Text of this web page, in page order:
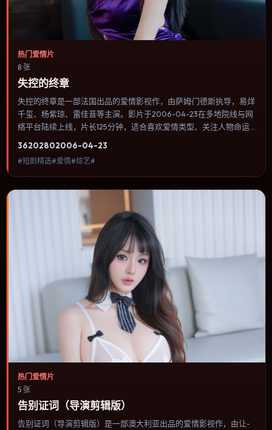
热门爱情片
8 张
失控的终章
失控的终章是一部法国出品的爱情影视作，由萨姆·门德斯执导，易烊
千玺、杨紫琼、雷佳音等主演。影片于2006-04-23在多地院线与网
络平台陆续上线，片长125分钟，适合喜欢爱情类型、关注人物命运
令在封闭空间里互相放大。内容聚焦人物选择与情节推进，节奏与视
听语言统一，可作为休闲观影或类型片补片的选择。
36202802006-04-23
#短剧精选#爱情#综艺#
热门爱情片
5 张
告别证词（导演剪辑版）
告别证词（导演剪辑版）是一部澳大利亚出品的爱情影视作，由让-